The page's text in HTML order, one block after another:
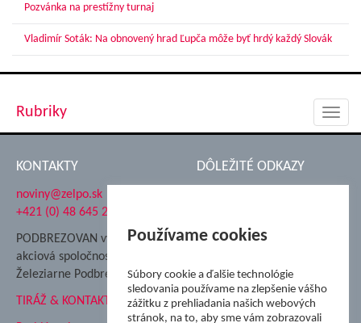
Pozvánka na prestížny turnaj
Vladimír Soták: Na obnovený hrad Ľupča môže byť hrdý každý Slovák
Rubriky
KONTAKTY
noviny@zelpo.sk
+421 (0) 48 645 2711
PODBREZOVAN vydáva
akciová spoločnosť
Železiarne Podbrezová
TIRÁŽ & KONTAKT
DÔLEŽITÉ ODKAZY
Nadácia Železiarne
ŽP Informatika s.r.o.
ŠK Železiarne Podbrezová
Tále a.s.
Používame cookies
Súbory cookie a ďalšie technológie
sledovania používame na zlepšenie vášho
zážitku z prehliadania našich webových
stránok, na to, aby sme vám zobrazovali